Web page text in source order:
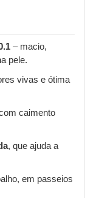
– macio,
pele.
vivas e ótima
caimento
, que ajuda a
em passeios